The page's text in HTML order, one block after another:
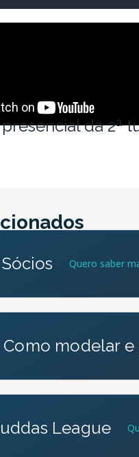
da 2ª
Quero saber
Como modelar
League